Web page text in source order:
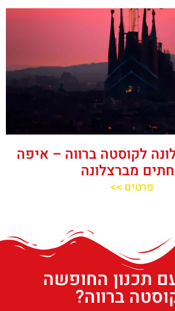
לקוסטה ברווה – איפה
מברצלונה
פרטים >>
תכנון החופשה
ברווה?